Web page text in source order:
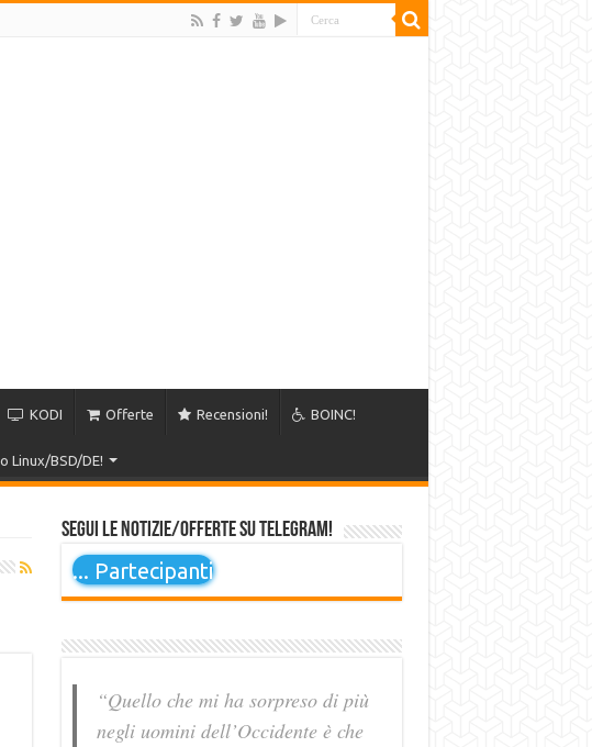
KODI Offerte Recensioni! BOINC!
Linux/BSD/DE!
Segui le notizie/offerte su Telegram!
... Partecipanti
“Quello che mi ha sorpreso di più
negli uomini dell’Occidente è che